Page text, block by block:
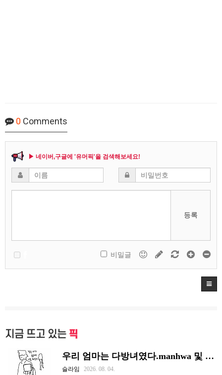
0 Comments
▶ 네이버,구글에 '유머픽'을 검색해보세요!
등록
비밀글
지금 뜨고 있는 픽
우리 엄마는 다방녀였다.manhwa 및 후기
슬라임
2026. 08. 04.